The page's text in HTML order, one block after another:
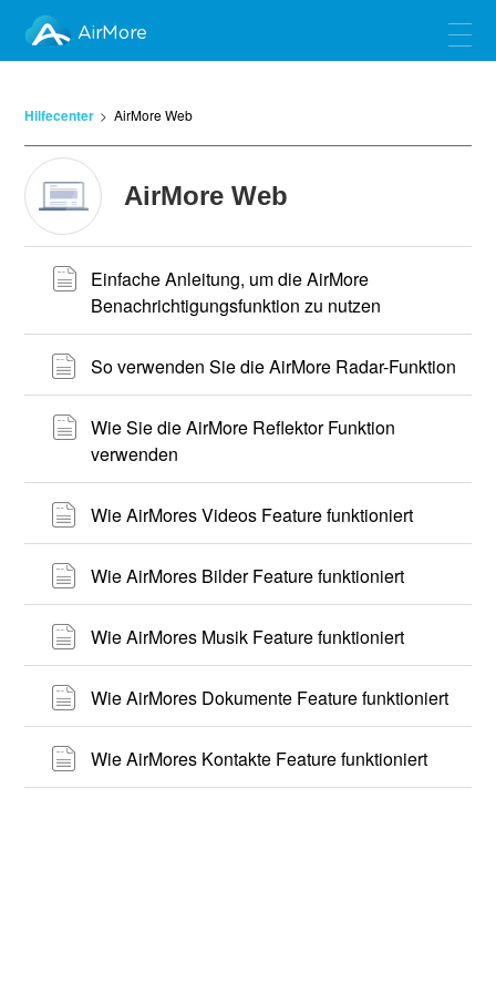
AirMore
Hilfecenter AirMore Web
AirMore Web
Einfache Anleitung, um die AirMore
Benachrichtigungsfunktion zu nutzen
So verwenden Sie die AirMore Radar-Funktion
Wie Sie die AirMore Reflektor Funktion
verwenden
Wie AirMores Videos Feature funktioniert
Wie AirMores Bilder Feature funktioniert
Wie AirMores Musik Feature funktioniert
Wie AirMores Dokumente Feature funktioniert
Wie AirMores Kontakte Feature funktioniert